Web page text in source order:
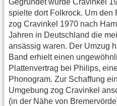
spielte dort Folkrock. Um den
zog Cravinkel 1970 nach
Jahren in Deutschland die
ansässig waren. Der Umzug
Band erhielt einen
Plattenvertrag bei Philips,
Phonogram. Zur Schaffung
Umgebung zog Cravinkel
(in der Nähe von